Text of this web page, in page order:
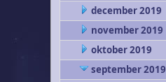
december 2019
november 2019
oktober 2019
september 2019